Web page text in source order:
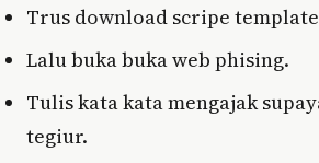
Trus download scripe
Lalu buka buka web phising.
Tulis kata kata mengajak
tegiur.